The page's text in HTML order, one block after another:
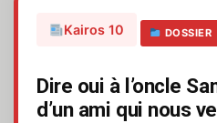
Kairos 10 DOSSIER
Dire oui à l’oncle
d’un ami qui nous